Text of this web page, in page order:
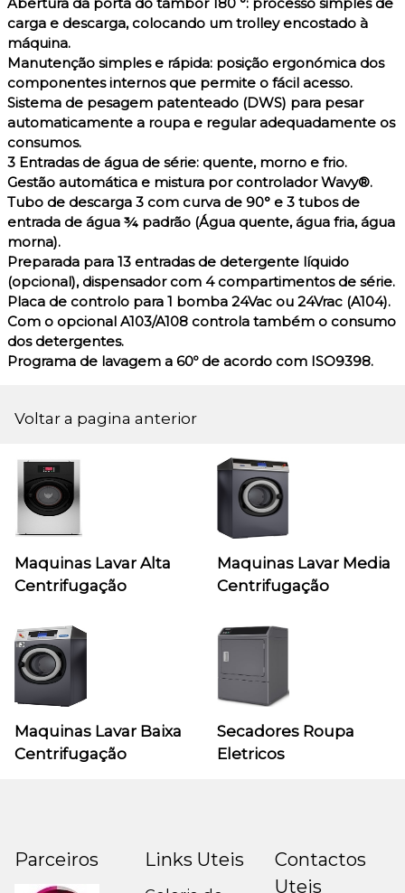
carga e descarga, colocando um trolley encostado à
máquina.
Manutenção simples e rápida: posição ergonómica dos
componentes internos que permite o fácil acesso.
Sistema de pesagem patenteado (DWS) para pesar
automaticamente a roupa e regular adequadamente os
consumos.
3 Entradas de água de série: quente, morno e frio.
Gestão automática e mistura por controlador Wavy®.
Tubo de descarga 3 com curva de 90° e 3 tubos de
entrada de água ¾ padrão (Água quente, água fria, água
morna).
Preparada para 13 entradas de detergente líquido
(opcional), dispensador com 4 compartimentos de série.
Placa de controlo para 1 bomba 24Vac ou 24Vrac (A104).
Com o opcional A103/A108 controla também o consumo
dos detergentes.
Programa de lavagem a 60º de acordo com ISO9398.
Voltar a pagina anterior
Maquinas Lavar Alta
Centrifugação
Maquinas Lavar Media
Centrifugação
Maquinas Lavar Baixa
Centrifugação
Secadores Roupa
Eletricos
Parceiros Links Uteis
Contactos
Uteis